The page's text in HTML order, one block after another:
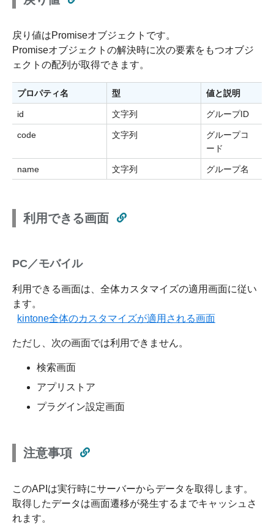
戻り値はPromiseオブジェクトです。
Promiseオブジェクトの解決時に次の要素をもつオブジ
ェクトの配列が取得できます。
プロパティ名 型 値と説明
id 文字列 グループID
code 文字列
グループコ
ード
name 文字列 グループ名
利用できる画面
PC／モバイル
利用できる画面は、全体カスタマイズの適用画面に従い
ます。
kintone全体のカスタマイズが適用される画面
ただし、次の画面では利用できません。
検索画面
アプリストア
プラグイン設定画面
注意事項
このAPIは実行時にサーバーからデータを取得します。
取得したデータは画面遷移が発生するまでキャッシュさ
れます。